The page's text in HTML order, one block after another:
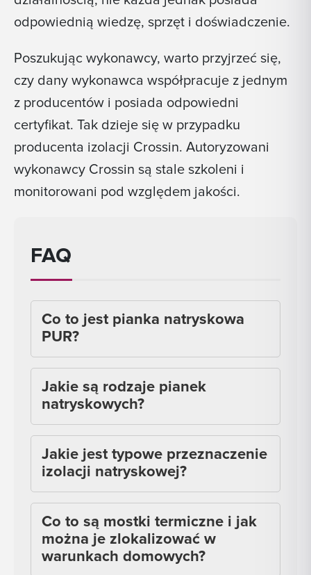
odpowiednią wiedzę, sprzęt i doświadczenie.
Poszukując wykonawcy, warto przyjrzeć się,
czy dany wykonawca współpracuje z jednym
z producentów i posiada odpowiedni
certyfikat. Tak dzieje się w przypadku
producenta izolacji Crossin. Autoryzowani
wykonawcy Crossin są stale szkoleni i
monitorowani pod względem jakości.
FAQ
Co to jest pianka natryskowa
PUR?
Jakie są rodzaje pianek
natryskowych?
Jakie jest typowe przeznaczenie
izolacji natryskowej?
Co to są mostki termiczne i jak
można je zlokalizować w
warunkach domowych?